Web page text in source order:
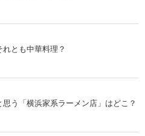
とも中華料理？
う「横浜家系ラーメン店」はどこ？